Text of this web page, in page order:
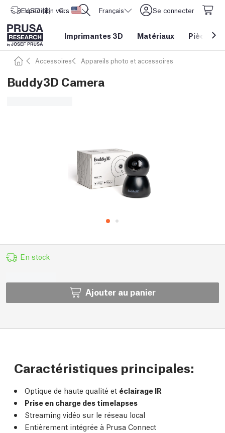
Expédition vers Etats-Unis d'Amérique
USD ($) CORE One L: Maintenant en stock ! Français Se connecter
Imprimantes 3D Matériaux Pièces&
Accessoires Appareils photo et accessoires
Buddy3D Camera
En stock
Ajouter au panier
Caractéristiques principales:
Optique de haute qualité et éclairage IR
Prise en charge des timelapses
Streaming vidéo sur le réseau local
Entièrement intégrée à Prusa Connect